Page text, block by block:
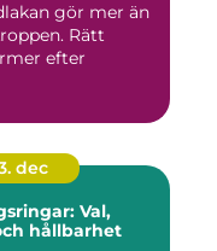
gör mer än
Rätt
efter
dec
Val,
hållbarhet